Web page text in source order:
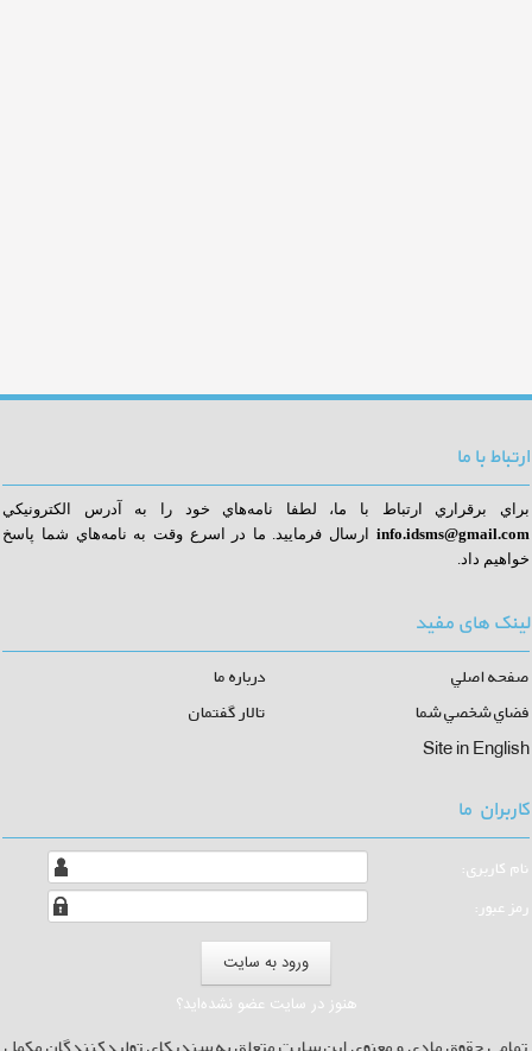
ارتباط با ما
براي برقراري ارتباط با ما، لطفا نامه‌هاي خود را به آدرس الكترونيكي
info.idsms@gmail.com
رسال فرماييد. ما در اسرع وقت به نامه‌هاي شما پاسخ
خواهيم داد.
لینک های مفید
صفحه اصلي
درباره ما
فضاي شخصي شما
تالار گفتمان
Site in English
کاربران ما
نام كاربری:
رمز عبور:
هنوز در سایت عضو نشده‌اید؟